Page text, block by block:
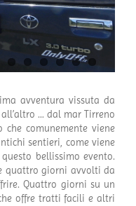
avventura vissuta da
… dal mar Tirreno
comunemente viene
sentieri, come viene
bellissimo evento.
quattro giorni avvolti da
Quattro giorni su un
offre tratti facili e altri